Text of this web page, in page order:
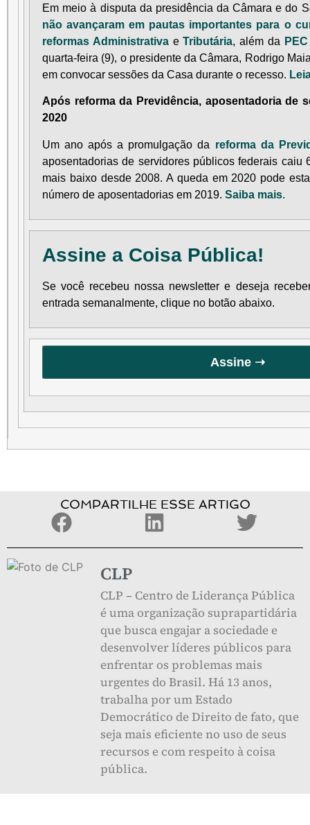
Em meio à disputa da presidência da Câmara e do
não avançaram em pautas importantes para o
reformas AdministrativaeTributária, além da
quarta-feira (9), o presidente da Câmara, Rodrigo
em convocar sessões da Casa durante o recesso.
Após reforma da Previdência, aposentadoria de
2020
Um ano após a promulgação da reforma da
aposentadorias de servidores públicos federais caiu
mais baixo desde 2008. A queda em 2020 pode
número de aposentadorias em 2019. Saiba mais.
Assine a Coisa Pública!
Se você recebeu nossa newsletter e deseja
entrada semanalmente, clique no botão abaixo.
Assine ➝
COMPARTILHE ESSE ARTIGO
CLP
CLP – Centro de Liderança Pública
é uma organização suprapartidária
que busca engajar a sociedade e
desenvolver líderes públicos para
enfrentar os problemas mais
urgentes do Brasil. Há 13 anos,
trabalha por um Estado
Democrático de Direito de fato, que
seja mais eficiente no uso de seus
recursos e com respeito à coisa
pública.